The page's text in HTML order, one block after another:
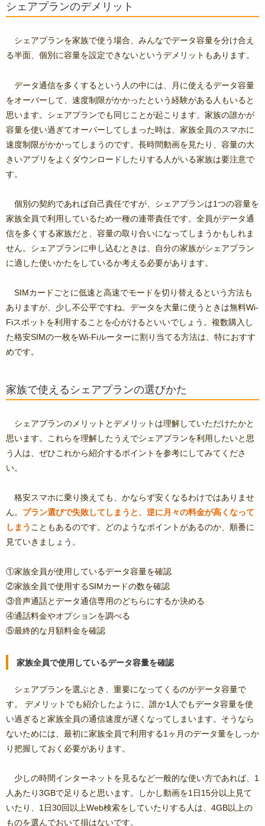
シェアプランのデメリット
シェアプランを家族で使う場合、みんなでデータ容量を分け合え
る半面、個別に容量を設定できないというデメリットもあります。
データ通信を多くするという人の中には、月に使えるデータ容量
をオーバーして、速度制限がかかったという経験がある人もいると
思います。シェアプランでも同じことが起こります。家族の誰かが
容量を使い過ぎてオーバーしてしまった時は、家族全員のスマホに
速度制限がかかってしまうのです。長時間動画を見たり、容量の大
きいアプリをよくダウンロードしたりする人がいる家族は要注意で
す。
個別の契約であれば自己責任ですが、シェアプランは1つの容量を
家族全員で利用しているため一種の連帯責任です。全員がデータ通
信を多くする家族だと、容量の取り合いになってしまうかもしれま
せん。シェアプランに申し込むときは、自分の家族がシェアプラン
に適した使いかたをしているか考える必要があります。
SIMカードごとに低速と高速でモードを切り替えるという方法も
ありますが、少し不公平ですね。データを大量に使うときは無料Wi-
Fiスポットを利用することを心がけるといいでしょう。複数購入し
た格安SIMの一枚をWi-Fiルーターに割り当てる方法は、特におすす
めです。
家族で使えるシェアプランの選びかた
シェアプランのメリットとデメリットは理解していただけたかと
思います。これらを理解したうえでシェアプランを利用したいと思
う人は、ぜひこれから紹介するポイントを参考にしてみてくださ
い。
格安スマホに乗り換えても、かならず安くなるわけではありませ
ん。 プラン選びで失敗してしまうと、逆に月々の料金が高くなって
しまう こともあるのです。どのようなポイントがあるのか、順番に
見ていきましょう。
①家族全員が使用しているデータ容量を確認
②家族全員で使用するSIMカードの数を確認
③音声通話とデータ通信専用のどちらにするか決める
④通話料金やオプションを調べる
⑤最終的な月額料金を確認
家族全員で使用しているデータ容量を確認
シェアプランを選ぶとき、重要になってくるのがデータ容量で
す。 デメリットでも紹介したように、誰か1人でもデータ容量を使
い過ぎると家族全員の通信速度が遅くなってしまいます。そうなら
ないためには、最初に家族全員で利用する1ヶ月のデータ量をしっか
り把握しておく必要があります。
少しの時間インターネットを見るなど一般的な使い方であれば、1
人あたり3GBで足りると思います。しかし動画を1日15分以上見て
いたり、1日30回以上Web検索をしていたりする人は、4GB以上の
ものを選んでおいて損はないです。